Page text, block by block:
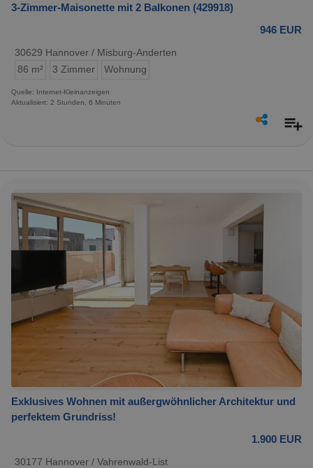
3-Zimmer-Maisonette mit 2 Balkonen (429918)
946 EUR
30629 Hannover / Misburg-Anderten
86 m²
3 Zimmer Wohnung
Quelle: Internet-Kleinanzeigen
Aktualisiert: 2 Stunden, 6 Minuten
Exklusives Wohnen mit außergwöhnlicher Architektur und
perfektem Grundriss!
1.900 EUR
30177 Hannover / Vahrenwald-List